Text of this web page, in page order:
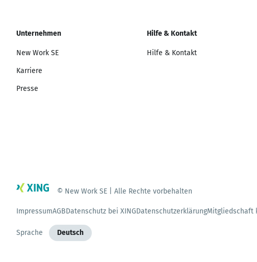
Unternehmen
New Work SE
Karriere
Presse
Hilfe & Kontakt
Hilfe & Kontakt
© New Work SE | Alle Rechte vorbehalten
ImpressumAGBDatenschutz bei XINGDatenschutzerklärungMitgliedschaft
Sprache Deutsch